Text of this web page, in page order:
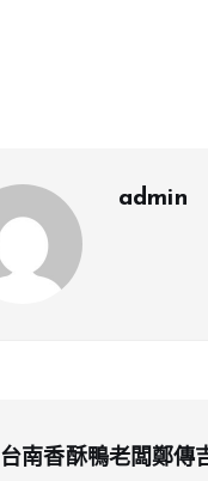
admin
台南香酥鴨老闆鄭傳